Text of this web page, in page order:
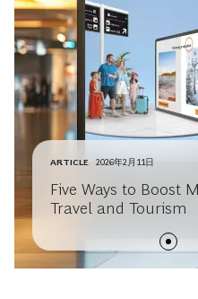
ARTICLE 2026年2月11日
Five Ways to Boost
Travel and Tourism